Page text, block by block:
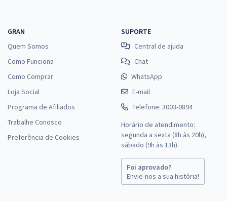
GRAN
Quem Somos
Como Funciona
Como Comprar
Loja Social
Programa de Afiliados
Trabalhe Conosco
Preferência de Cookies
SUPORTE
Central de ajuda
Chat
WhatsApp
E-mail
Telefone: 3003-0894
Horário de atendimento:
segunda a sexta (8h às 20h),
sábado (9h às 13h).
Foi aprovado?
Envie-nos a sua história!